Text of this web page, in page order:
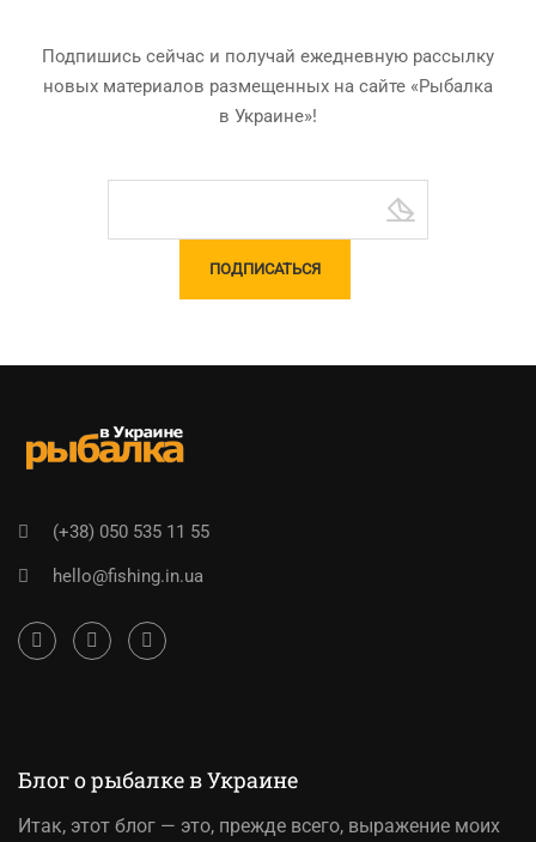
Подпишись сейчас и получай ежедневную рассылку
новых материалов размещенных на сайте «Рыбалка
в Украине»!
(+38) 050 535 11 55
hello@fishing.in.ua
Блог о рыбалке в Украине
Итак, этот блог — это, прежде всего, выражение моих